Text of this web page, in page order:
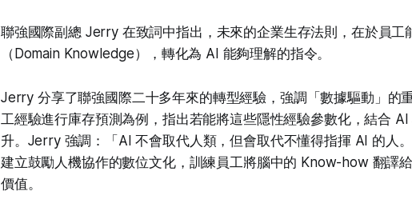
聯強國際副總 Jerry 在致詞中指出，未來的企業生存法則，在於員工
（Domain Knowledge），轉化為 AI 能夠理解的指令。
Jerry 分享了聯強國際二十多年來的轉型經驗，強調「數據驅動」的
工經驗進行庫存預測為例，指出若能將這些隱性經驗參數化，結合
升。Jerry 強調：「AI 不會取代人類，但會取代不懂得指揮 AI 的人
建立鼓勵人機協作的數位文化，訓練員工將腦中的 Know-how 翻譯
價值。